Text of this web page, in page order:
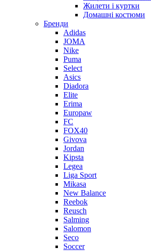
Жилети і куртки
Домашні костюми
Бренди
Adidas
JOMA
Nike
Puma
Select
Asics
Diadora
Elite
Erima
Europaw
FC
FOX40
Givova
Jordan
Kipsta
Legea
Liga Sport
Mikasa
New Balance
Reebok
Reusch
Salming
Salomon
Seco
Soccer